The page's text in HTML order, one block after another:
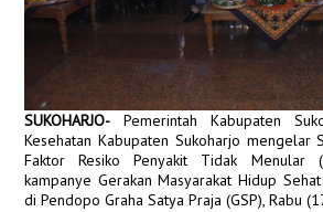
SUKOHARJO- Pemerintah Kabupaten
Kesehatan Kabupaten Sukoharjo mengelar
Faktor Resiko Penyakit Tidak Menular
kampanye Gerakan Masyarakat Hidup
di Pendopo Graha Satya Praja (GSP), Rabu